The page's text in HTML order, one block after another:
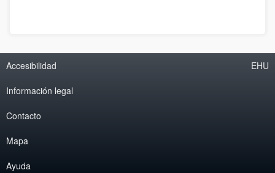
Accesibilidad
Información legal
Contacto
Mapa
Ayuda
EHU